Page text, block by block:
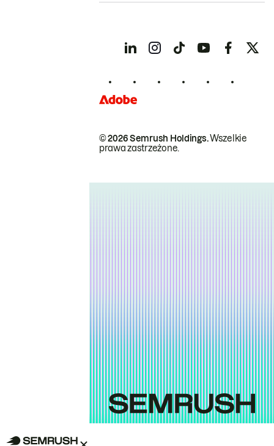
© 2026 Semrush Holdings.Wszelkie
prawa zastrzeżone.